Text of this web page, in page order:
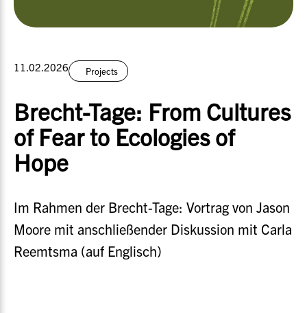
11.02.2026 Projects
Brecht-Tage: From Cultures
of Fear to Ecologies of
Hope
Im Rahmen der Brecht-Tage: Vortrag von Jason
Moore mit anschließender Diskussion mit Carla
Reemtsma (auf Englisch)